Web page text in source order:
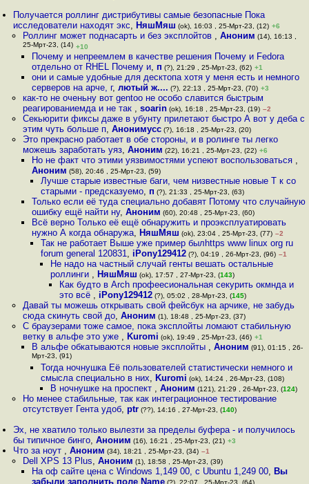
Получается роллинг дистрибутивы самые безопасные Пока
исследователи находят экс, НяшМяш (ok), 16:03 , 25-Мрт-23, (12) +6
Роллинг может поднасарть и без эксплойтов , Аноним (14), 16:13 ,
25-Мрт-23, (14) +10
Почему и непреемлем в качестве решения Почему и Fedora
отдельно от RHEL Почему и, п (?), 21:29 , 25-Мрт-23, (62) +1
они и самые удобные для десктопа хотя у меня есть и немного
серверов на арче, г, лютый ж.... (?), 22:13 , 25-Мрт-23, (70) +3
как-то не оченьну вот gentoo не особо славится быстрым
реагированиемда и не так , soarin(ok), 16:18 , 25-Мрт-23, (19) –2
Секьюрити фиксы даже в убунту прилетают быстро А вот у деба с
этим чуть больше п, Анонимусс(?), 16:18 , 25-Мрт-23, (20)
Это прекрасно работает в обе стороны, и в ролинге ты легко
можешь заработать уяз, Аноним (22), 16:21 , 25-Мрт-23, (22) +6
Но не факт что этими уязвимостями успеют воспользоваться ,
Аноним (58), 20:46 , 25-Мрт-23, (59)
Лучше старые известные баги, чем низвестные новые Т к со
старыми - предсказуемо, п (?), 21:33 , 25-Мрт-23, (63)
Только если её туда специально добавят Потому что случайную
ошибку ещё найти ну, Аноним (60), 20:48 , 25-Мрт-23, (60)
Всё верно Только её ещё обнаружить и проэксплуатировать
нужно А когда обнаружа, НяшМяш (ok), 23:04 , 25-Мрт-23, (77) –2
Так не работает Выше уже пример былhttps www linux org ru
forum general 120831, iPony129412 (?), 04:19 , 26-Мрт-23, (96) –1
Не надо на частный случай генты вешать остальные
роллинги , НяшМяш (ok), 17:57 , 27-Мрт-23, (143)
Как будто в Arch профеесиональная секурить окмнда и
это всё , iPony129412(?), 05:02 , 28-Мрт-23, (145)
Давай ты можешь открывать свой фейсбук на арчике, не забудь
сюда скинуть свой до, Аноним (1), 18:48 , 25-Мрт-23, (37)
С браузерами тоже самое, пока эксплойты ломают стабильную
ветку в альфе это уже , Kuromi (ok), 19:49 , 25-Мрт-23, (46) +1
В альфе обкатываются новые эксплойты , Аноним (91), 01:15 , 26-
Мрт-23, (91)
Тогда ночнушка Её пользователей статистически немного и
смысла специально в них, Kuromi (ok), 14:24 , 26-Мрт-23, (108)
В ночнушке на проспект , Аноним (121), 21:29 , 26-Мрт-23, (124)
Но менее стабильные, так как интеграционное тестирование
отсутствует Гента удоб, ptr(??), 14:16 , 27-Мрт-23, (140)
Эх, не хватило только вылезти за пределы буфера - и получилось
бы типичное бинго,Аноним (16), 16:21 , 25-Мрт-23, (21) +3
Что за ноут ,Аноним (34), 18:21 , 25-Мрт-23, (34) –1
Dell XPS 13 Plus, Аноним (1), 18:58 , 25-Мрт-23, (39)
На оф сайте цена с Windows 1,149 00, с Ubuntu 1,249 00, Вы
забыли заполнить поле Name(?), 22:07 , 25-Мрт-23, (64)